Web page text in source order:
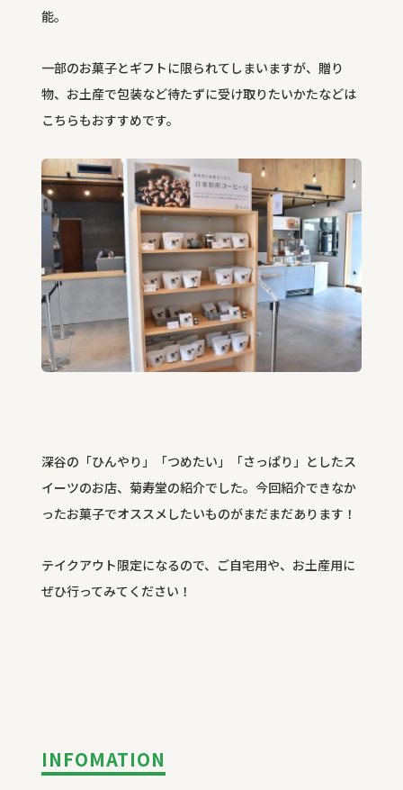
能。
一部のお菓子とギフトに限られてしまいますが、贈り
物、お土産で包装など待たずに受け取りたいかたなどは
こちらもおすすめです。
深谷の「ひんやり」「つめたい」「さっぱり」としたス
イーツのお店、菊寿堂の紹介でした。今回紹介できなか
ったお菓子でオススメしたいものがまだまだあります！
テイクアウト限定になるので、ご自宅用や、お土産用に
ぜひ行ってみてください！
INFOMATION